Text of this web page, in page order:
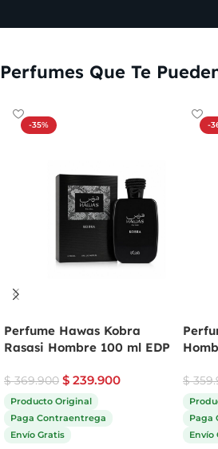
Perfumes Que Te
-35%
Perfume Hawas Kobra
Rasasi Hombre 100 ml EDP
$369.900 $ 239.900
Producto Original
Paga Contraentrega
Envío Gratis
-
$
Paga
Envío